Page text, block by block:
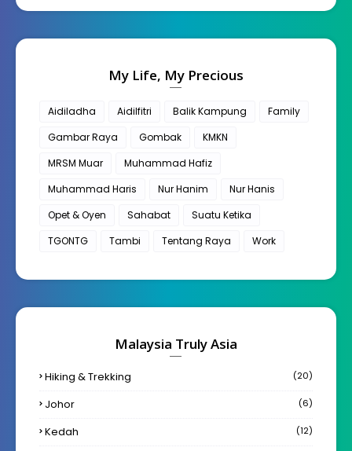
My Life, My Precious
Aidiladha Aidilfitri Balik Kampung
Family
Gambar Raya
Gombak
KMKN
MRSM Muar
Muhammad Hafiz
Muhammad Haris
Nur Hanim
Nur Hanis
Opet & Oyen
Sahabat
Suatu Ketika
TGONTG
Tambi Tentang Raya Work
Malaysia Truly Asia
Hiking & Trekking (20)
Johor (6)
Kedah (12)